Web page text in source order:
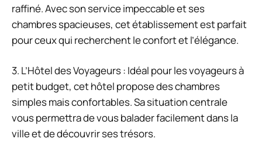
raffiné. Avec son service impeccable et ses
chambres spacieuses, cet établissement est parfait
pour ceux qui recherchent le confort et l’élégance.
3. L’Hôtel des Voyageurs : Idéal pour les voyageurs à
petit budget, cet hôtel propose des chambres
simples mais confortables. Sa situation centrale
vous permettra de vous balader facilement dans la
ville et de découvrir ses trésors.